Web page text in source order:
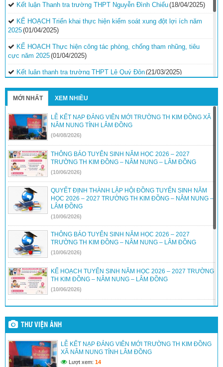
Kết luận Thanh tra trường THPT Nguyễn Đình Chiểu(18/04/2025)
KẾ HOẠCH Triển khai thực hiện kiểm soát xung đột lợi ích năm
2025(01/04/2025)
KẾ HOẠCH Thực hiện công tác phòng, chống tham nhũng, tiêu
cực năm 2025(01/04/2025)
Kết luận thanh tra trường THPT Lê Quý Đôn(21/03/2025)
Quyết định phê duyệt kế hoạch thanh tra kiểm tra năm
2025(21/03/2025)
Kết luận thanh tra về việc thanh tra công tác coi thi Kỳ thi tốt
nghiệp THPT năm 2024 tỉnh Đắk Nông (29/07/2024)
Kết luận thanh tra trường PTDTNT THCS&THPT huyện Krông
Nô(29/07/2024)
Kết luận thanh tra trường PTDTNT THCS và THPT huyện Đắk
R’lấp(29/07/2024)
MỚI NHẤT XEM NHIỀU
LỄ KẾT NẠP ĐẢNG VIÊN MỚI TRƯỜNG TH KIM ĐỒNG XÃ
NÂM NUNG TỈNH LÂM ĐỒNG
(04/08/2026)
THÔNG BÁO TUYỂN SINH NĂM HỌC 2026 – 2027
TRƯỜNG TH KIM ĐỒNG – NÂM NUNG – LÂM ĐỒNG
(10/06/2026)
QUYẾT ĐỊNH THÀNH LẬP HỘI ĐỒNG TUYỂN SINH NĂM
HỌC 2026 – 2027 TRƯỜNG TH KIM ĐỒNG – NÂM NUNG –
LÂM ĐỒNG
(10/06/2026)
THÔNG BÁO TUYỂN SINH NĂM HỌC 2026 – 2027
TRƯỜNG TH KIM ĐỒNG – NÂM NUNG – LÂM ĐỒNG
(10/06/2026)
KẾ HOẠCH TUYỂN SINH NĂM HỌC 2026 – 2027 TRƯỜNG
TH KIM ĐỒNG – NÂM NUNG – LÂM ĐỒNG
(10/06/2026)
TRƯỜNG TIỂU HỌC KIM ĐỒNG – XÃ NÂM NUNG TỔ
CHỨC LỄ TỔNG KẾT NĂM HỌC 2025 – 2026.
(30/05/2026)
TRƯỜNG TIỂU HỌC KIM ĐỒNG – NAM NUNG – LÂM
ĐỒNG TỔ CHỨC LỄ TRI ÂN VÀ TRƯỞNG THÀNH CHO
HỌC SINH LỚP 5 Niên khóa 2021 – 2026
THƯ VIỆN ẢNH
LỄ KẾT NẠP ĐẢNG VIÊN MỚI TRƯỜNG TH KIM ĐỒNG
XÃ NÂM NUNG TỈNH LÂM ĐỒNG
Lượt xem: 14